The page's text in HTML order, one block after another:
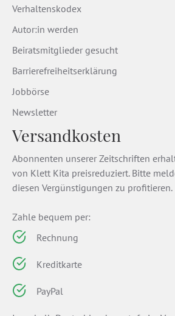
Verhaltenskodex
Autor:in werden
Beiratsmitglieder gesucht
Barrierefreiheitserklärung
Jobbörse
Newsletter
Versandkosten
Abonnenten unserer Zeitschriften
von Klett Kita preisreduziert. Bitte
diesen Vergünstigungen zu profitieren.
Zahle bequem per:
Rechnung
Kreditkarte
PayPal